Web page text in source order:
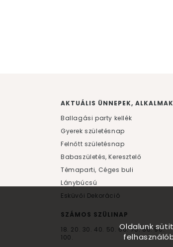
AKTUÁLIS ÜNNEPEK, ALKALMAK
Ballagási party kellék
Gyerek születésnap
Felnőtt születésnap
Babaszületés, Keresztelő
Témaparti, Céges buli
Lánybúcsú
Esküvői Dekoráció
SZÁMOS SZÜLINAP
18. 20. 30. 40. 50. 60.70.80.90.
100.
Oldalunk